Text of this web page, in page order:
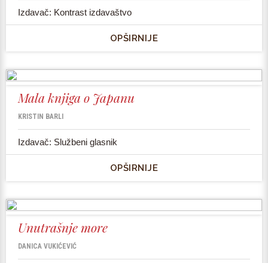
Izdavač: Kontrast izdavaštvo
OPŠIRNIJE
Mala knjiga o Japanu
KRISTIN BARLI
Izdavač: Službeni glasnik
OPŠIRNIJE
Unutrašnje more
DANICA VUKIĆEVIĆ